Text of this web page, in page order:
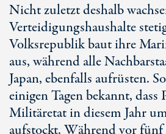
Nicht zuletzt deshalb
Verteidigungshaushalte
Volksrepublik baut ihre
aus, während alle
Japan, ebenfalls aufrüsten.
einigen Tagen bekannt, dass
Militäretat in diesem Jahr